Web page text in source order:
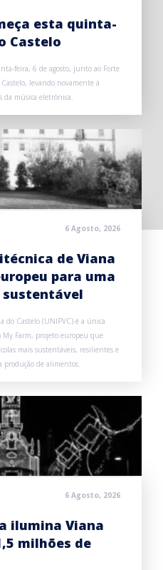
esta quinta-
Castelo
feira, 6 de agosto, junto ao Forte
levando novamente à
da música eletrónica.
6 Agosto, 2026
de Viana
para uma
do Castelo (UNIPVC) é a única
Farm, projeto europeu que
mais sustentáveis, resilientes e
produção de alimentos.
6 Agosto, 2026
ilumina Viana
milhões de